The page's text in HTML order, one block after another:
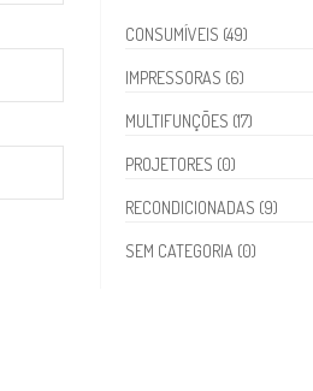
CONSUMÍVEIS (49)
IMPRESSORAS (6)
MULTIFUNÇÕES (17)
PROJETORES (0)
RECONDICIONADAS (9)
SEM CATEGORIA (0)